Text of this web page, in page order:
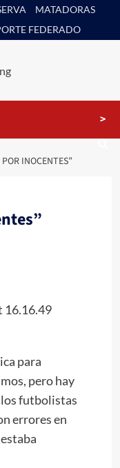
MATADORAS
FEDERADO
>
INOCENTES”
para
pero hay
futbolistas
errores en